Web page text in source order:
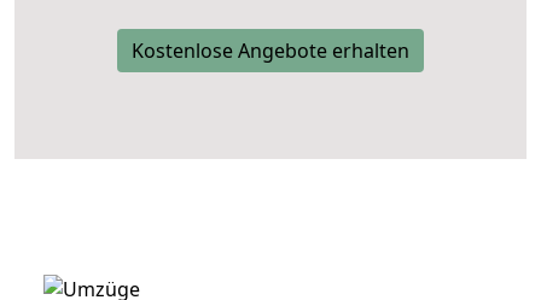
Kostenlose Angebote erhalten